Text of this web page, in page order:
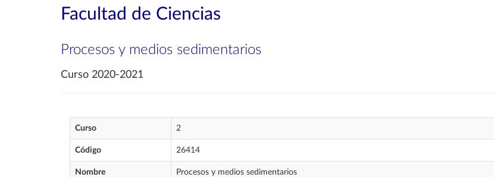
Facultad de Ciencias
Procesos y medios sedimentarios
Curso 2020-2021
Curso 2
Código 26414
Nombre Procesos y medios sedimentarios